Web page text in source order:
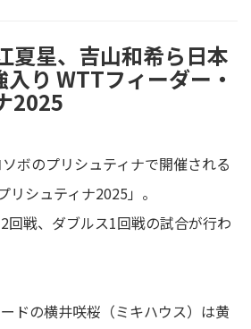
夏星、吉山和希ら日本
り WTTフィーダー・
2025
ボのプリシュティナで開催される
リシュティナ2025」。
回戦、ダブルス1回戦の試合が行わ
ドの横井咲桜（ミキハウス）は黄